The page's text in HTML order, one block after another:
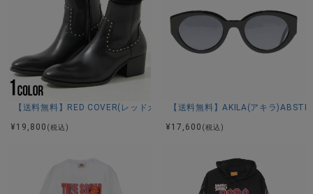
【送料無料】RED COVER(レッドカバー)スタッズ付きハイヒールブーツ/
¥ 19,800 (税込)
【送料無料】AKILA(アキラ
¥ 17,600 (税込)